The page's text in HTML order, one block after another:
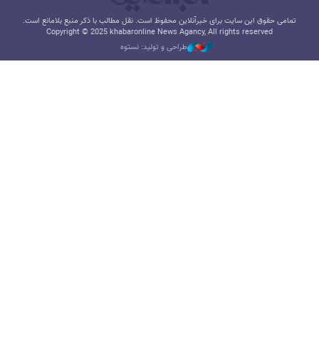
تمامی حقوق این سایت برای خبرآنلاین محفوظ است. نقل مطالب با ذکر منبع بلامانع است.
Copyright © 2025 khabaronline News Agancy, All rights reserved
طراحی و تولید: نستوه